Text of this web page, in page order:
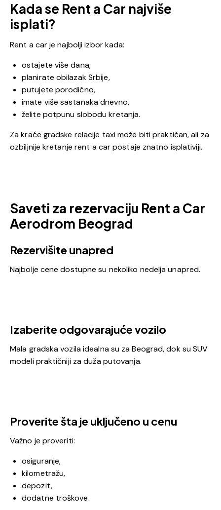
Kada se Rent a Car najviše
isplati?
Rent a car je najbolji izbor kada:
ostajete više dana,
planirate obilazak Srbije,
putujete porodično,
imate više sastanaka dnevno,
želite potpunu slobodu kretanja.
Za kraće gradske relacije taxi može biti praktičan, ali za
ozbiljnije kretanje rent a car postaje znatno isplativiji.
Saveti za rezervaciju Rent a Car
Aerodrom Beograd
Rezervišite unapred
Najbolje cene dostupne su nekoliko nedelja unapred.
Izaberite odgovarajuće vozilo
Mala gradska vozila idealna su za Beograd, dok su SUV
modeli praktičniji za duža putovanja.
Proverite šta je uključeno u cenu
Važno je proveriti:
osiguranje,
kilometražu,
depozit,
dodatne troškove.